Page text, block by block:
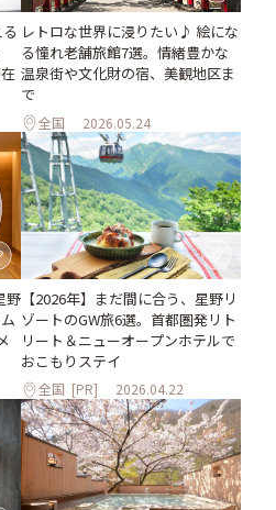
レトロな世界に浸りたい♪ 絵にな
る憧れ老舗旅館7選。情緒豊かな
温泉街や文化財の宿、美観地区ま
で
全国 2026.05.24
野 【2026年】まだ間に合う、星野リ
ゾートのGW旅6選。首都圏発リト
リート＆ニューオープンホテルで
おこもりステイ
全国 [PR] 2026.04.22